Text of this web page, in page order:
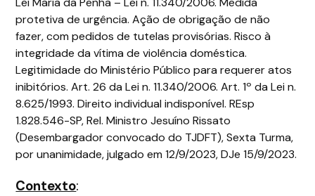
protetiva de urgência. Ação de obrigação de não
fazer, com pedidos de tutelas provisórias. Risco à
integridade da vítima de violência doméstica.
Legitimidade do Ministério Público para requerer atos
inibitórios. Art. 26 da Lei n. 11.340/2006. Art. 1º da Lei n.
8.625/1993. Direito individual indisponível. REsp
1.828.546-SP, Rel. Ministro Jesuíno Rissato
(Desembargador convocado do TJDFT), Sexta Turma,
por unanimidade, julgado em 12/9/2023, DJe 15/9/2023.
Contexto: